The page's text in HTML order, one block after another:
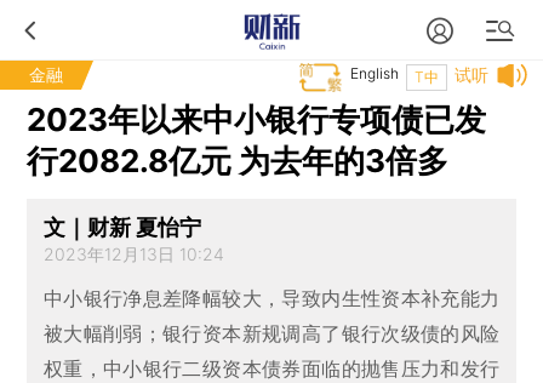
金融 试听
T中
English
2023年以来中小银行专项债已发
行2082.8亿元 为去年的3倍多
文｜财新 夏怡宁
2023年12月13日 10:24
中小银行净息差降幅较大，导致内生性资本补充能力
被大幅削弱；银行资本新规调高了银行次级债的风险
权重，中小银行二级资本债券面临的抛售压力和发行